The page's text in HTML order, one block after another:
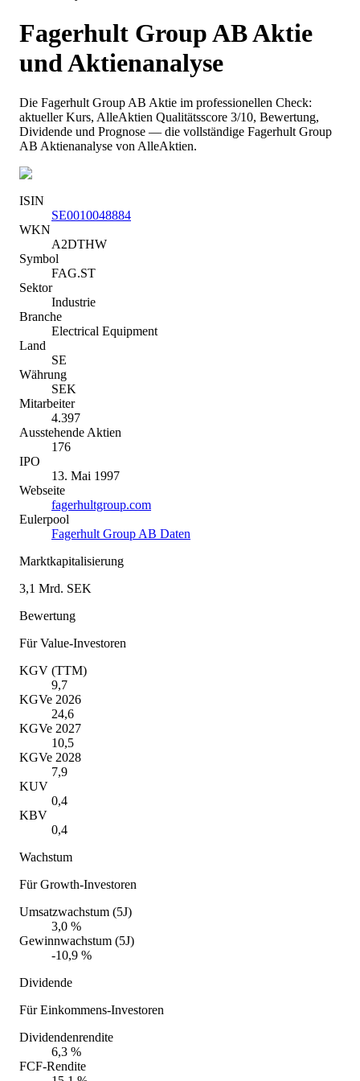
Fagerhult Group ABAktie
und Aktienanalyse
Die Fagerhult Group AB Aktie im professionellen Check:
aktueller Kurs, AlleAktien Qualitätsscore 3/10, Bewertung,
Dividende und Prognose — die vollständige Fagerhult Group
AB Aktienanalyse von AlleAktien.
ISIN
SE0010048884
WKN
A2DTHW
Symbol
FAG.ST
Sektor
Industrie
Branche
Electrical Equipment
Land
SE
Währung
SEK
Mitarbeiter
4.397
Ausstehende Aktien
176
IPO
13. Mai 1997
Webseite
fagerhultgroup.com
Eulerpool
Fagerhult Group AB Daten
Marktkapitalisierung
3,1 Mrd. SEK
Bewertung
Für Value-Investoren
KGV (TTM)
9,7
KGVe 2026
24,6
KGVe 2027
10,5
KGVe 2028
7,9
KUV
0,4
KBV
0,4
Wachstum
Für Growth-Investoren
Umsatzwachstum (5J)
3,0 %
Gewinnwachstum (5J)
-10,9 %
Dividende
Für Einkommens-Investoren
Dividendenrendite
6,3 %
FCF-Rendite